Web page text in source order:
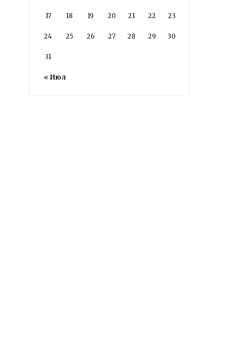
« Июл
17 18 19 20 21 22 23
24 25 26 27 28 29 30
31